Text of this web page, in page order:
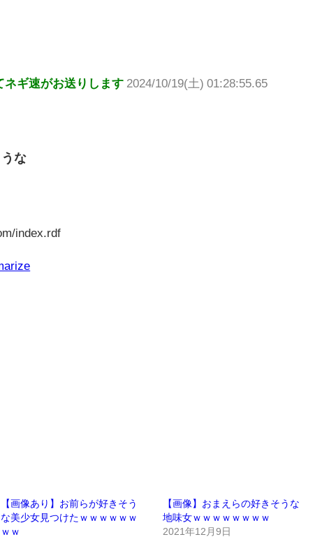
ネギ速がお送りします 2024/10/19(土) 01:28:55.65
な
index.rdf
【画像あり】お前らが好きそう
な美少女見つけたｗｗｗｗｗｗ
ｗｗ
【画像】おまえらの好きそうな
地味女ｗｗｗｗｗｗｗｗ
2021年12月9日